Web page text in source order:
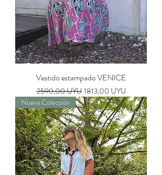
Vestido estampado VENICE
Precio
2590,00 UYU Precio de oferta
1813,00 UYU
Nueva Colección